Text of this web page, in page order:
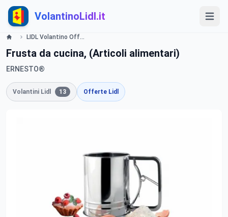
VolantinoLidl.it
LIDL Volantino Offerte e Promozioni - Cucina, pasticceria - Offerte valide dal 29 settembre 2016 Lidl
Frusta da cucina, (Articoli alimentari)
ERNESTO®
Volantini Lidl 13 Offerte Lidl